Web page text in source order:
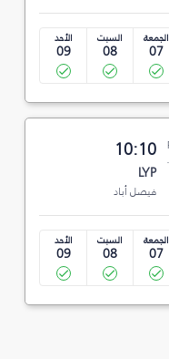
الجمعة
07
السبت
08
الأحد
09
10:10
LYP
فيصل أباد
الجمعة
07
السبت
08
الأحد
09